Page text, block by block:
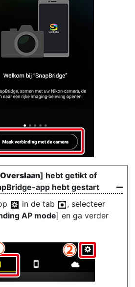
Overslaan] hebt getikt of
app hebt gestart
in de tab
, selecteer
AP mode] en ga verder